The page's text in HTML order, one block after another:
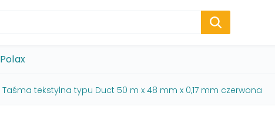
Polax
Taśma tekstylna typu Duct 50 m x 48 mm x 0,17 mm czerwona